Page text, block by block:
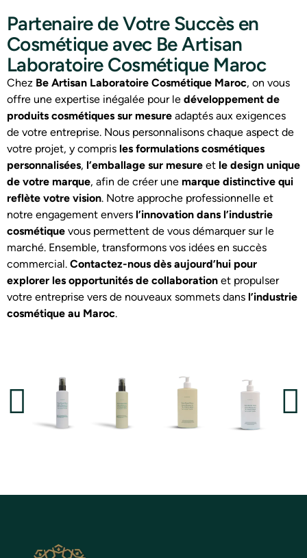
Partenaire de Votre Succès en
Cosmétique avec Be Artisan
Laboratoire Cosmétique Maroc
Chez Be Artisan Laboratoire Cosmétique Maroc, on vous
offre une expertise inégalée pour le développement de
produits cosmétiques sur mesure adaptés aux exigences
de votre entreprise. Nous personnalisons chaque aspect de
votre projet, y compris les formulations cosmétiques
personnalisées, l’emballage sur mesure et le design unique
de votre marque, afin de créer une marque distinctive qui
reflète votre vision. Notre approche professionnelle et
notre engagement envers l’innovation dans l’industrie
cosmétique vous permettent de vous démarquer sur le
marché. Ensemble, transformons vos idées en succès
commercial. Contactez-nous dès aujourd’hui pour
explorer les opportunités de collaboration et propulser
votre entreprise vers de nouveaux sommets dans l’industrie
cosmétique au Maroc.